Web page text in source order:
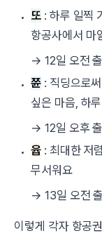
또: 하루 일찍
항공사에서 마
→ 12일 오전
쮼: 직딩으로
싶은 마음, 하
→ 12일 오후
윱: 최대한 저
무서워요
→ 13일 오전
이렇게 각자 항공